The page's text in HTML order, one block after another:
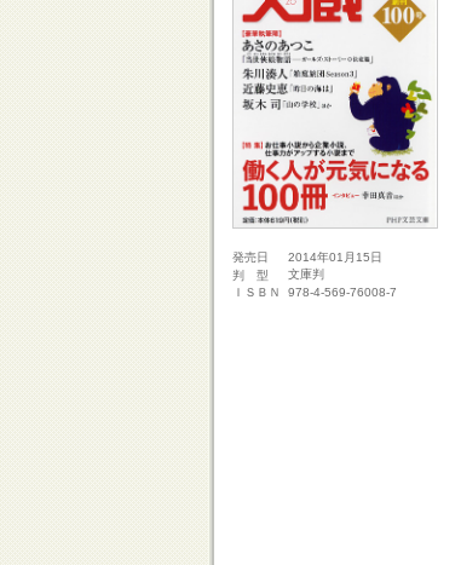
発売日
2014年01月15日
判 型
文庫判
ＩＳＢＮ
978-4-569-76008-7